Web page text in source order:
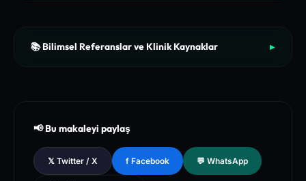
📚 Bilimsel Referanslar ve Klinik Kaynaklar ▶
l Database of Peer-Reviewed Clinical Trials
[3]
The Lancet - Global Health and Preventive Medicine Guidel
ines for Chronic Metabolic Syndrome Management
📢 Bu makaleyi paylaş
𝕏 Twitter / X f Facebook 💬 WhatsApp